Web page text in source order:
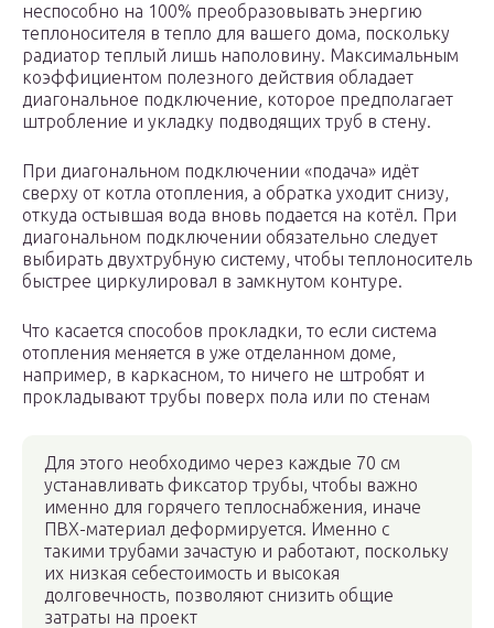
неспособно на 100% преобразовывать энергию
теплоносителя в тепло для вашего дома, поскольку
радиатор теплый лишь наполовину. Максимальным
коэффициентом полезного действия обладает
диагональное подключение, которое предполагает
штробление и укладку подводящих труб в стену.
При диагональном подключении «подача» идёт
сверху от котла отопления, а обратка уходит снизу,
откуда остывшая вода вновь подается на котёл. При
диагональном подключении обязательно следует
выбирать двухтрубную систему, чтобы теплоноситель
быстрее циркулировал в замкнутом контуре.
Что касается способов прокладки, то если система
отопления меняется в уже отделанном доме,
например, в каркасном, то ничего не штробят и
прокладывают трубы поверх пола или по стенам
Для этого необходимо через каждые 70 см
устанавливать фиксатор трубы, чтобы важно
именно для горячего теплоснабжения, иначе
ПВХ-материал деформируется. Именно с
такими трубами зачастую и работают, поскольку
их низкая себестоимость и высокая
долговечность, позволяют снизить общие
затраты на проект